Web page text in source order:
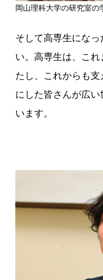
岡山理科大学の研究室の
そして高専生にな
い。高専生は、こ
たし、これからも
にした皆さんが広
います。